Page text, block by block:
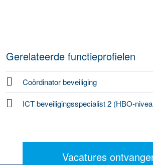
Gerelateerde functieprofielen
Coördinator beveiliging
ICT beveiligingsspecialist 2 (HBO-
Vacatures